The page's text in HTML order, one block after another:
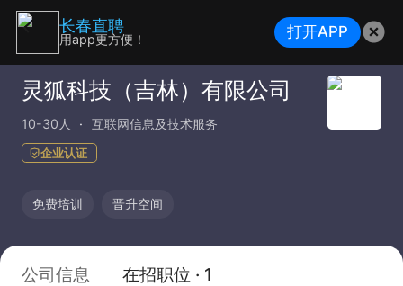
灵狐科技（吉林）有限公司
10-30人 互联网信息及技术服务
企业认证
免费培训 晋升空间
公司信息 在招职位 · 1
长春直聘
用app更方便！ 打开APP